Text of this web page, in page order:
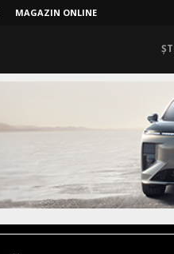
MAGAZIN ONLINE